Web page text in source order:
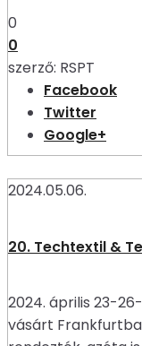
0
0
szerző: RSPT
Facebook
Twitter
Google+
2024.05.06.
20. Techtextil &
2024. április 23-
vásárt